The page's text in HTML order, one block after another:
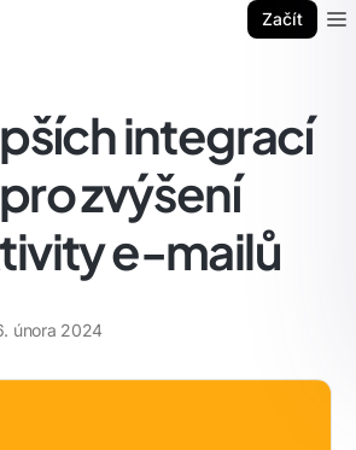
Začít
integrací
zvýšení
e-mailů
února 2024